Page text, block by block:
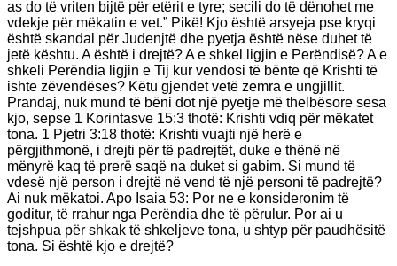
as do të vriten bijtë për etërit e tyre; secili do të dënohet me
vdekje për mëkatin e vet.” Pikë! Kjo është arsyeja pse kryqi
është skandal për Judenjtë dhe pyetja është nëse duhet të
jetë kështu. A është i drejtë? A e shkel ligjin e Perëndisë? A e
shkeli Perëndia ligjin e Tij kur vendosi të bënte që Krishti të
ishte zëvendëses? Këtu gjendet vetë zemra e ungjillit.
Prandaj, nuk mund të bëni dot një pyetje më thelbësore sesa
kjo, sepse 1 Korintasve 15:3 thotë: Krishti vdiq për mëkatet
tona. 1 Pjetri 3:18 thotë: Krishti vuajti një herë e
përgjithmonë, i drejti për të padrejtët, duke e thënë në
mënyrë kaq të prerë saqë na duket si gabim. Si mund të
vdesë një person i drejtë në vend të një personi të padrejtë?
Ai nuk mëkatoi. Apo Isaia 53: Por ne e konsideronim të
goditur, të rrahur nga Perëndia dhe të përulur. Por ai u
tejshpua për shkak të shkeljeve tona, u shtyp për paudhësitë
tona. Si është kjo e drejtë?